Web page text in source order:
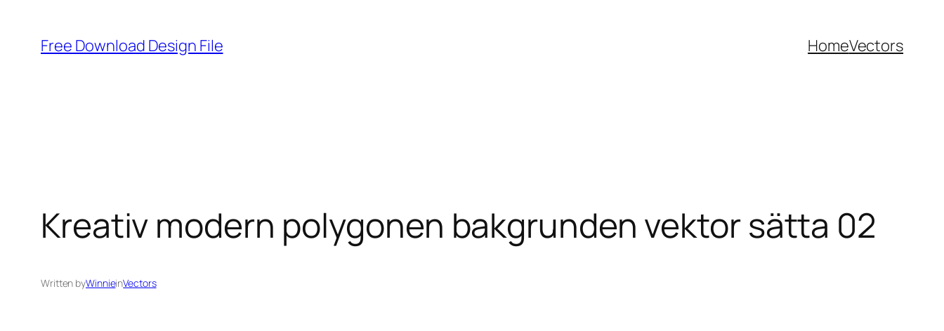
content
Free Download Design File HomeVectors
Kreativ modern polygonen bakgrunden vektor sätta 02
Written byWinnieinVectors